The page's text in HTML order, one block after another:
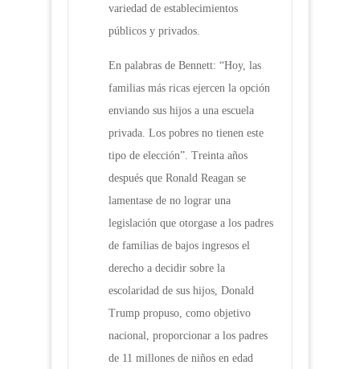
variedad de establecimientos
públicos y privados.
En palabras de Bennett: “Hoy, las
familias más ricas ejercen la opción
enviando sus hijos a una escuela
privada. Los pobres no tienen este
tipo de elección”. Treinta años
después que Ronald Reagan se
lamentase de no lograr una
legislación que otorgase a los padres
de familias de bajos ingresos el
derecho a decidir sobre la
escolaridad de sus hijos, Donald
Trump propuso, como objetivo
nacional, proporcionar a los padres
de 11 millones de niños en edad